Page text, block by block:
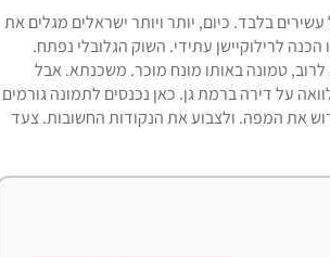
בלבד. כיום, יותר ויותר ישראלים מגלים את
לרילוקיישן עתידי. השוק הגלובלי נפתח.
טמונה באותו מונח מוכר. משכנתא. אבל
על דירה ברמת גן. כאן נכנסים לתמונה גורמים
את המפה. ולצבוע את הנקודות החשובות. צעד